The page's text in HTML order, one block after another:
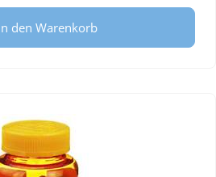
den Warenkorb